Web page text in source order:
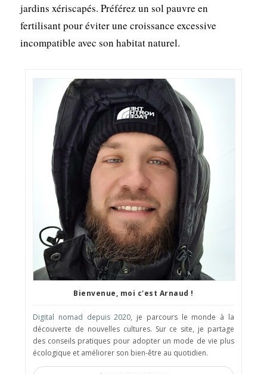
jardins xériscapés. Préférez un sol pauvre en
fertilisant pour éviter une croissance excessive
incompatible avec son habitat naturel.
Bienvenue, moi c'est Arnaud !
Digital nomad depuis 2020, je parcours le monde à la
découverte de nouvelles cultures. Sur ce site, je partage
des conseils pratiques pour adopter un mode de vie plus
écologique et améliorer son bien-être au quotidien.